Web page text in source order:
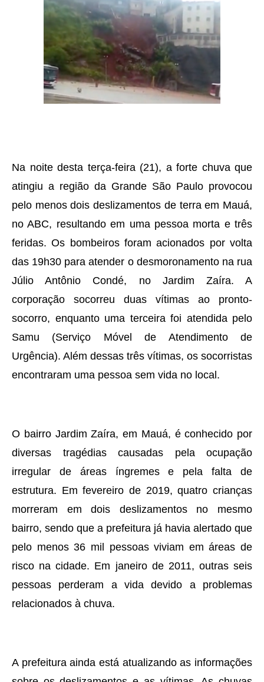
Na noite desta terça-feira (21), a forte chuva que
atingiu a região da Grande São Paulo provocou
pelo menos dois deslizamentos de terra em Mauá,
no ABC, resultando em uma pessoa morta e três
feridas. Os bombeiros foram acionados por volta
das 19h30 para atender o desmoronamento na rua
Júlio Antônio Condé, no Jardim Zaíra. A
corporação socorreu duas vítimas ao pronto-
socorro, enquanto uma terceira foi atendida pelo
Samu (Serviço Móvel de Atendimento de
Urgência). Além dessas três vítimas, os socorristas
encontraram uma pessoa sem vida no local.
O bairro Jardim Zaíra, em Mauá, é conhecido por
diversas tragédias causadas pela ocupação
irregular de áreas íngremes e pela falta de
estrutura. Em fevereiro de 2019, quatro crianças
morreram em dois deslizamentos no mesmo
bairro, sendo que a prefeitura já havia alertado que
pelo menos 36 mil pessoas viviam em áreas de
risco na cidade. Em janeiro de 2011, outras seis
pessoas perderam a vida devido a problemas
relacionados à chuva.
A prefeitura ainda está atualizando as informações